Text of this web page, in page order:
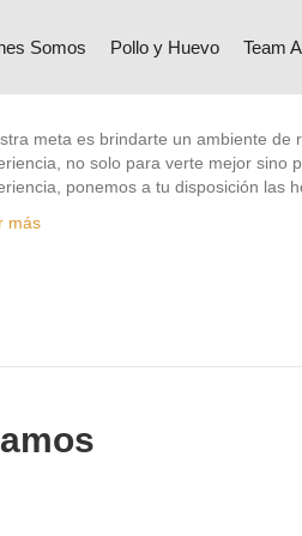
Somos Pollo y Huevo Team
meta es brindarte un ambiente
no solo para verte mejor sino
ponemos a tu disposición las
más